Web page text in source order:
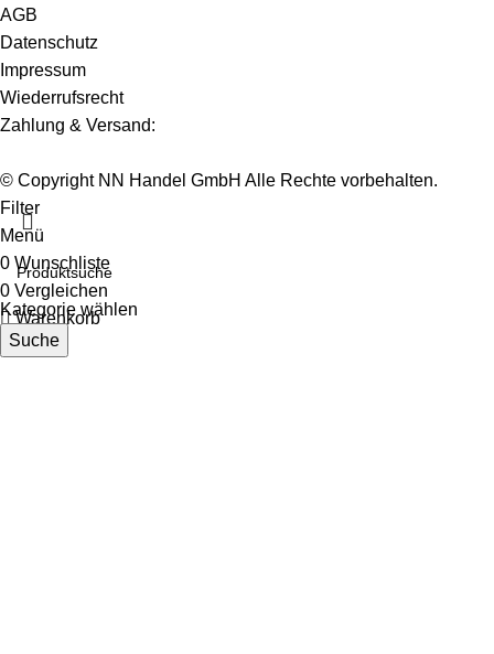
AGB
Datenschutz
Impressum
Wiederrufsrecht
Zahlung & Versand:
© Copyright NN Handel GmbH Alle Rechte vorbehalten.
Kategorie wählen
Suche
Filter
Menü
0 Wunschliste
0 Vergleichen
Warenkorb